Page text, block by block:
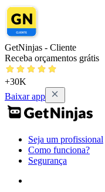
GetNinjas - Cliente
Receba orçamentos grátis
+30K
Baixar app
Seja um profissional
Como funciona?
Segurança